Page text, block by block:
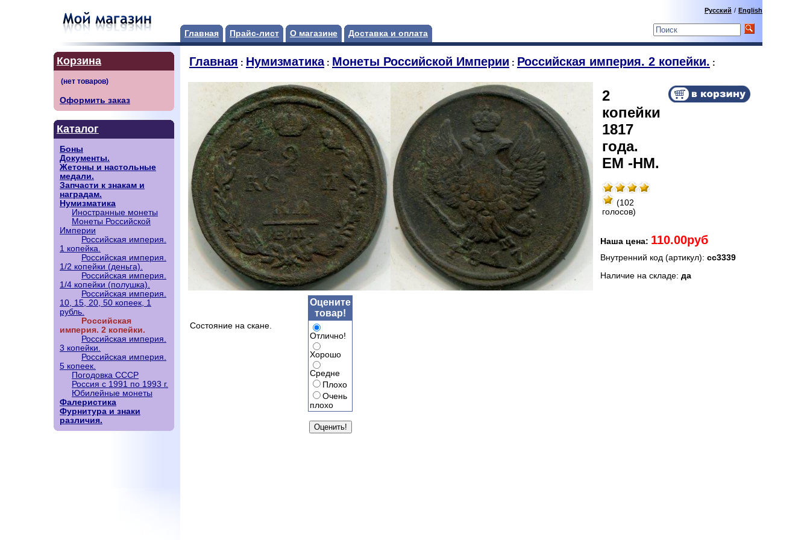
Главная Прайс-лист О магазине Доставка и оплата
Русский / English
Корзина
Оформить заказ
Каталог
Боны
Документы.
Жетоны и настольные
медали.
Запчасти к знакам и
наградам.
Нумизматика
Иностранные монеты
Монеты Российской
Империи
Российская империя.
1 копейка.
Российская империя.
1/2 копейки (деньга).
Российская империя.
1/4 копейки (полушка).
Российская империя.
10, 15, 20, 50 копеек, 1
рубль.
Российская
империя. 2 копейки.
Российская империя.
3 копейки.
Российская империя.
5 копеек.
Погодовка СССР
Россия с 1991 по 1993 г.
Юбилейные монеты
Фалеристика
Фурнитура и знаки
различия.
Главная : Нумизматика: Монеты Российской Империи : Российская империя. 2 копейки. :
2
копейки
1817
года.
ЕМ -НМ.
(102
голосов)
Наша цена: 110.00руб
Внутренний код (артикул): сс3339
Наличие на складе: да
Состояние на скане.
Оцените
товар!
Отлично!
Хорошо
Средне
Плохо
Очень
плохо